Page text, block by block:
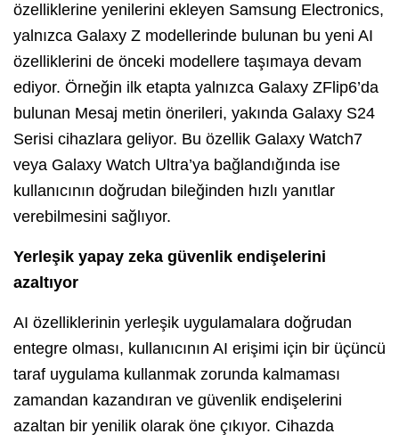
özelliklerine yenilerini ekleyen Samsung Electronics,
yalnızca Galaxy Z modellerinde bulunan bu yeni AI
özelliklerini de önceki modellere taşımaya devam
ediyor. Örneğin ilk etapta yalnızca Galaxy ZFlip6’da
bulunan Mesaj metin önerileri, yakında Galaxy S24
Serisi cihazlara geliyor. Bu özellik Galaxy Watch7
veya Galaxy Watch Ultra’ya bağlandığında ise
kullanıcının doğrudan bileğinden hızlı yanıtlar
verebilmesini sağlıyor.
Yerleşik yapay zeka güvenlik endişelerini
azaltıyor
AI özelliklerinin yerleşik uygulamalara doğrudan
entegre olması, kullanıcının AI erişimi için bir üçüncü
taraf uygulama kullanmak zorunda kalmaması
zamandan kazandıran ve güvenlik endişelerini
azaltan bir yenilik olarak öne çıkıyor. Cihazda